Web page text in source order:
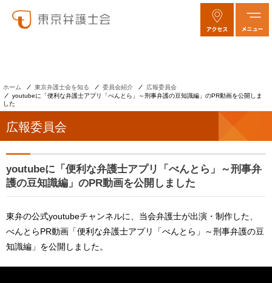
ホーム 東京弁護士会を知る 委員会紹介
広報委員会
youtubeに「便利な弁護士アプリ「べんとら」～刑事弁護の豆知識編」のPR動画を公開しま
した
広報委員会
youtubeに「便利な弁護士アプリ「べんとら」～刑事弁
護の豆知識編」のPR動画を公開しました
東弁の公式youtubeチャンネルに、当会弁護士が出演・制作した、
べんとらPR動画「便利な弁護士アプリ「べんとら」～刑事弁護の豆
知識編」を公開しました。